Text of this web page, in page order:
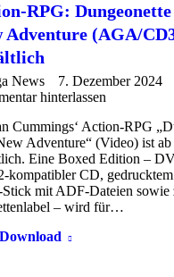
RPG:
Adventure (AGA/
News
7. Dezember 2024
hinterlassen
Cummings‘ Action-RPG
Adventure“ (Video) ist
Eine Boxed Edition –
kompatibler CD,
mit ADF-Dateien sowie
– wird für…